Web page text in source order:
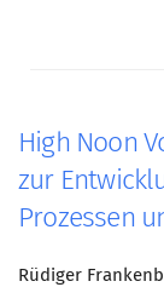
High Noon
zur
Prozessen
Rüdiger